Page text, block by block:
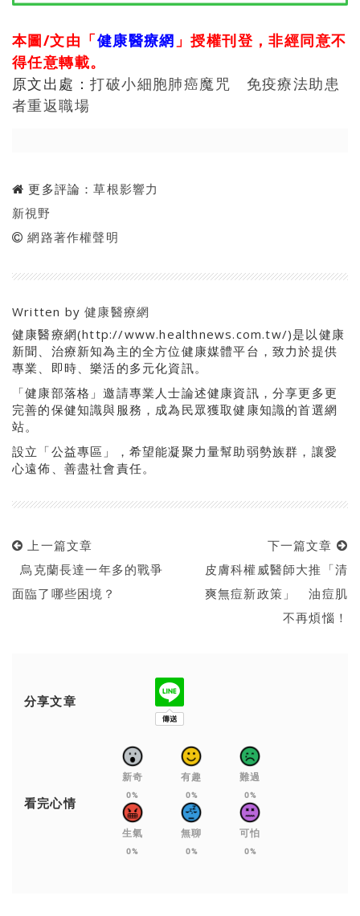
本圖/文由「健康醫療網 」授權刊登，非經同意不
得任意轉載。
原文出處：打破小細胞肺癌魔咒 免疫療法助患
者重返職場
更多評論：草根影響力
新視野
網路著作權聲明
Written by健康醫療網
健康醫療網(http://www.healthnews.com.tw/)是以健康
新聞、治療新知為主的全方位健康媒體平台，致力於提供
專業、即時、樂活的多元化資訊。
「健康部落格」邀請專業人士論述健康資訊，分享更多更
完善的保健知識與服務，成為民眾獲取健康知識的首選網
站。
設立「公益專區」，希望能凝聚力量幫助弱勢族群，讓愛
心遠佈、善盡社會責任。
上一篇文章
烏克蘭長達一年多的戰爭
面臨了哪些困境？
下一篇文章
皮膚科權威醫師大推「清
爽無痘新政策」 油痘肌
不再煩惱！
分享文章
看完心情
新奇
0%
有趣
0%
難過
0%
生氣
0%
無聊
0%
可怕
0%